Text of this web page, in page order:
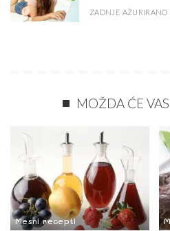
ZADNJE AŽURIRANO
MOŽDA ĆE
Mesni recepti